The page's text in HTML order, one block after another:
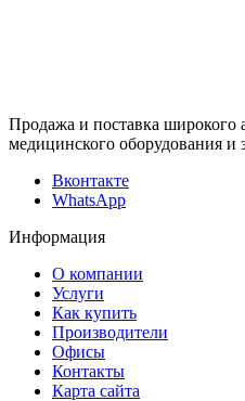
Продажа и поставка широкого
медицинского оборудования и
Вконтакте
WhatsApp
Информация
О компании
Услуги
Как купить
Производители
Офисы
Контакты
Карта сайта